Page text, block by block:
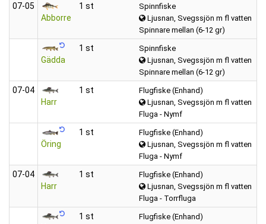
07‑05
Abborre
1 st
Spinnfiske
Ljusnan, Svegssjön m fl vatten
Spinnare mellan (6-12 gr)
Gädda
1 st
Spinnfiske
Ljusnan, Svegssjön m fl vatten
Spinnare mellan (6-12 gr)
07‑04
Harr
1 st
Flugfiske (Enhand)
Ljusnan, Svegssjön m fl vatten
Fluga - Nymf
Öring
1 st
Flugfiske (Enhand)
Ljusnan, Svegssjön m fl vatten
Fluga - Nymf
07‑04
Harr
1 st
Flugfiske (Enhand)
Ljusnan, Svegssjön m fl vatten
Fluga - Torrfluga
1 st
Flugfiske (Enhand)